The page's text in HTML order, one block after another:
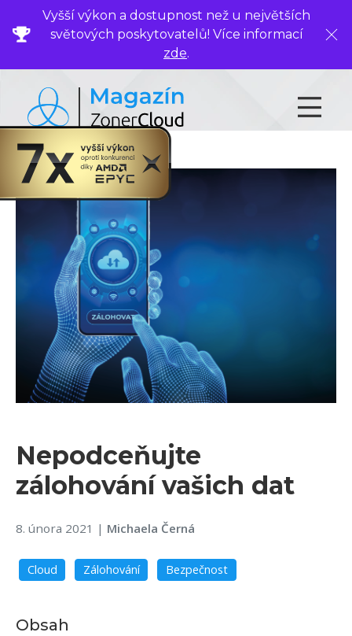
Vyšší výkon a dostupnost než u největších
světových poskytovatelů! Více informací
zde.
Nepodceňujte
zálohování vašich dat
8. února 2021 | Michaela Černá
Cloud Zálohování Bezpečnost
Obsah